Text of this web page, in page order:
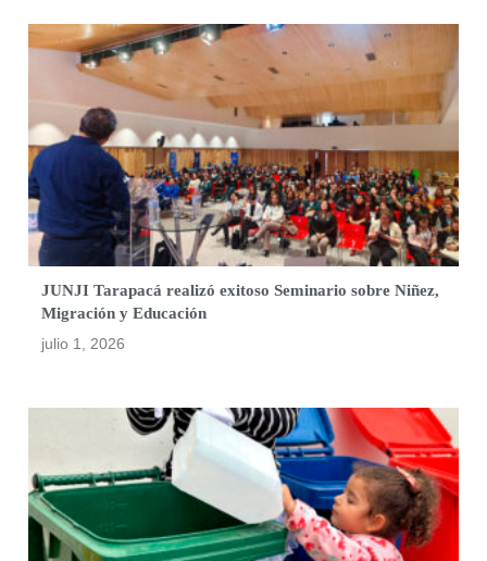
JUNJI Tarapacá realizó exitoso Seminario sobre Niñez,
Migración y Educación
julio 1, 2026